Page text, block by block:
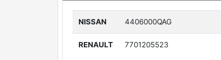
NISSAN 4406000QAG
RENAULT 7701205523